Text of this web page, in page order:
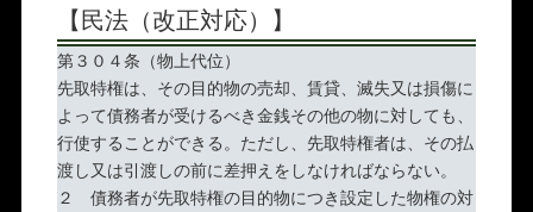
【民法（改正対応）】
第３０４条（物上代位）
先取特権は、その目的物の売却、賃貸、滅失又は損傷に
よって債務者が受けるべき金銭その他の物に対しても、
行使することができる。ただし、先取特権者は、その払
渡し又は引渡しの前に差押えをしなければならない。
２ 債務者が先取特権の目的物につき設定した物権の対